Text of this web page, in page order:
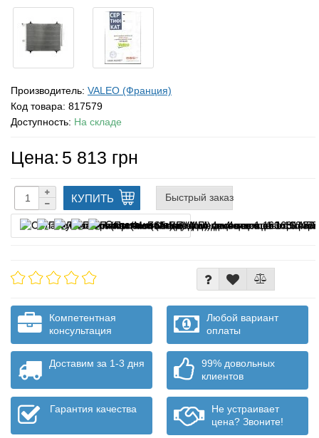
Производитель: VALEO (Франция)
Код товара: 817579
Доступность: На складе
Цена: 5 813 грн
КУПИТЬ Быстрый заказ
Оплата частями
Компетентная
консультация
Любой вариант
оплаты
Доставим за 1-3 дня
99% довольных
клиентов
Гарантия качества
Не устраивает
цена? Звоните!